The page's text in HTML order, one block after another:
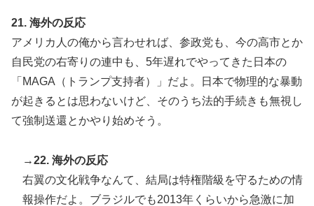
21. 海外の反応
アメリカ人の俺から言わせれば、参政党も、今の高市とか
自民党の右寄りの連中も、5年遅れでやってきた日本の
「MAGA（トランプ支持者）」だよ。日本で物理的な暴動
が起きるとは思わないけど、そのうち法的手続きも無視し
て強制送還とかやり始めそう。
→22. 海外の反応
右翼の文化戦争なんて、結局は特権階級を守るための情
報操作だよ。ブラジルでも2013年くらいから急激に加